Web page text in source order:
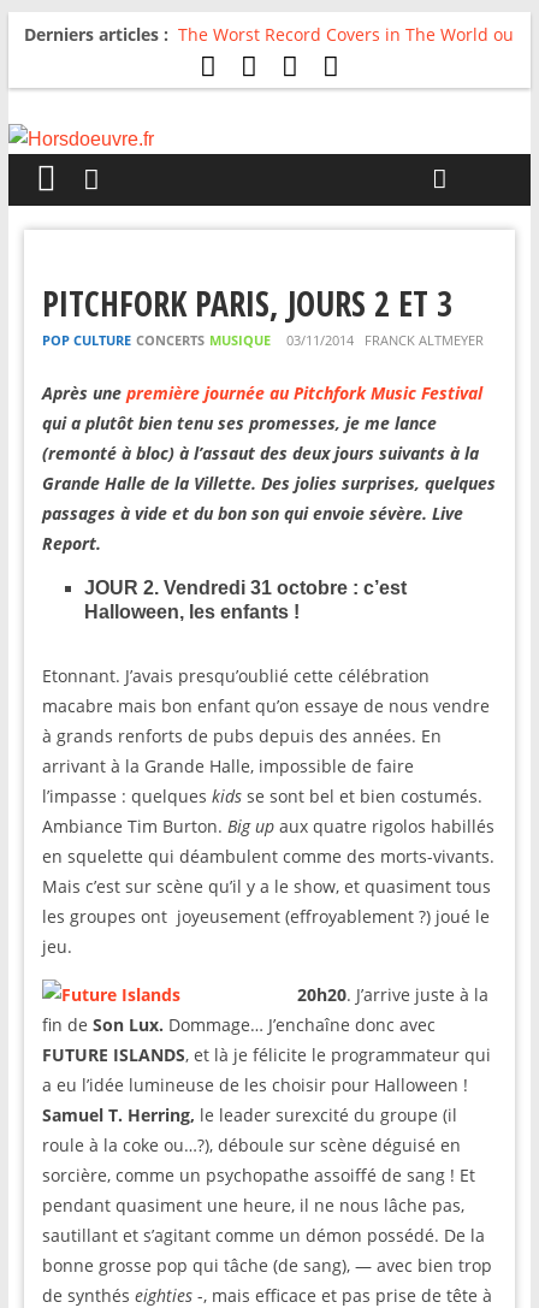
Derniers articles : The Worst Record Covers in The World ou
Comment rire du pire
Avril 2026 : C’est dans les vieux pots
For The First Time, Again : Tyler Ballgame
PITCHFORK PARIS, JOURS 2 ET 3
POP CULTURE CONCERTS MUSIQUE 03/11/2014 FRANCK ALTMEYER
Après une première journée au Pitchfork Music Festival
qui a plutôt bien tenu ses promesses, je me lance
(remonté à bloc) à l’assaut des deux jours suivants à la
Grande Halle de la Villette. Des jolies surprises, quelques
passages à vide et du bon son qui envoie sévère. Live
Report.
JOUR 2. Vendredi 31 octobre : c’est
Halloween, les enfants !
Etonnant. J’avais presqu’oublié cette célébration
macabre mais bon enfant qu’on essaye de nous vendre
à grands renforts de pubs depuis des années. En
arrivant à la Grande Halle, impossible de faire
l’impasse : quelques kidsse sont bel et bien costumés.
Ambiance Tim Burton. Big upaux quatre rigolos habillés
en squelette qui déambulent comme des morts-vivants.
Mais c’est sur scène qu’il y a le show, et quasiment tous
les groupes ont joyeusement (effroyablement ?) joué le
jeu.
20h20. J’arrive juste à la
fin de Son Lux. Dommage… J’enchaîne donc avec
FUTURE ISLANDS, et là je félicite le programmateur qui
a eu l’idée lumineuse de les choisir pour Halloween !
Samuel T. Herring, le leader surexcité du groupe (il
roule à la coke ou…?), déboule sur scène déguisé en
sorcière, comme un psychopathe assoiffé de sang ! Et
pendant quasiment une heure, il ne nous lâche pas,
sautillant et s’agitant comme un démon possédé. De la
bonne grosse pop qui tâche (de sang), — avec bien trop
de synthés eighties-, mais efficace et pas prise de tête à